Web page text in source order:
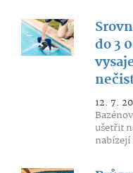
do 3
12. 7.
ušetřit